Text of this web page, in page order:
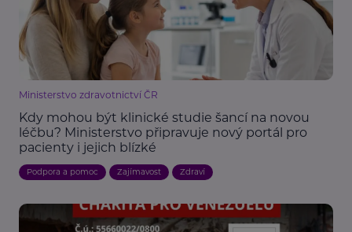
Ministerstvo zdravotnictví ČR
Kdy mohou být klinické studie šancí na novou
léčbu? Ministerstvo připravuje nový portál pro
pacienty i jejich blízké
Podpora a pomoc Zajímavost Zdraví